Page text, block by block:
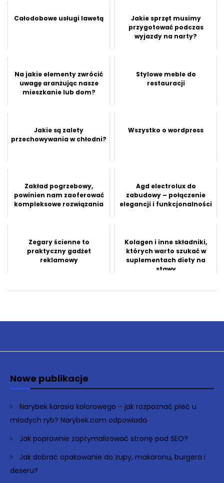
Całodobowe usługi lawetą
Jakie sprzęt musimy
przygotować podczas
wyjazdy na narty?
Na jakie elementy zwrócić
uwagę aranżując nasze
mieszkanie lub dom?
Stylowe meble do
restauracji
Jakie są zalety
przechowywania w chłodni?
Wszystko o wordpress
Zakład pogrzebowy,
powinien nam zaoferować
kompleksowe rozwiązania
Agd electrolux do
zabudowy – połączenie
elegancji i funkcjonalności
Zegary ścienne to
praktyczny gadżet
reklamowy
Kolagen i inne składniki,
których warto szukać w
suplementach diety na
stawy
Nowe publikacje
Narybek karasia kolorowego – jak rozpoznać płeć u
młodych ryb? Narybek.com odpowiada
Jak poprawnie zoptymalizować stronę pod SEO?
Jak dobrać opakowanie do zupy, makaronu, burgera i
deseru?